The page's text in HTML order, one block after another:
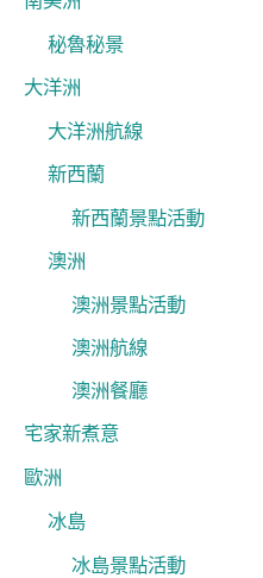
秘魯秘景
大洋洲
大洋洲航線
新西蘭
新西蘭景點活動
澳洲
澳洲景點活動
澳洲航線
澳洲餐廳
宅家新煮意
歐洲
冰島
冰島景點活動